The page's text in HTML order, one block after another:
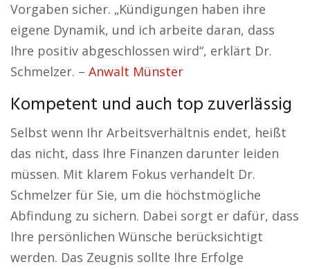
Vorgaben sicher. „Kündigungen haben ihre
eigene Dynamik, und ich arbeite daran, dass
Ihre positiv abgeschlossen wird“, erklärt Dr.
Schmelzer. – Anwalt Münster
Kompetent und auch top zuverlässig
Selbst wenn Ihr Arbeitsverhältnis endet, heißt
das nicht, dass Ihre Finanzen darunter leiden
müssen. Mit klarem Fokus verhandelt Dr.
Schmelzer für Sie, um die höchstmögliche
Abfindung zu sichern. Dabei sorgt er dafür, dass
Ihre persönlichen Wünsche berücksichtigt
werden. Das Zeugnis sollte Ihre Erfolge